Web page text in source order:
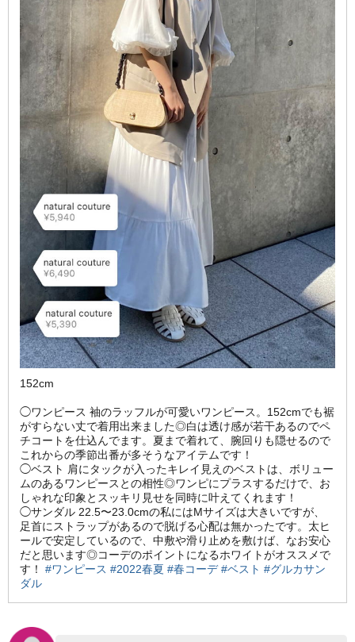
152cm
◯ワンピース 袖のラッフルが可愛いワンピース。152cmでも裾
がすらない丈で着用出来ました◎白は透け感が若干あるのでペ
チコートを仕込んでます。夏まで着れて、腕回りも隠せるので
これからの季節出番が多そうなアイテムです！
◯ベスト 肩にタックが入ったキレイ見えのベストは、ボリュー
ムのあるワンピースとの相性◎ワンピにプラスするだけで、お
しゃれな印象とスッキリ見せを同時に叶えてくれます！
◯サンダル 22.5〜23.0cmの私にはMサイズは大きいですが、
足首にストラップがあるので脱げる心配は無かったです。太ヒ
ールで安定しているので、中敷や滑り止めを敷けば、なお安心
だと思います◎コーデのポイントになるホワイトがオススメで
す！ #ワンピース #2022春夏 #春コーデ #ベスト #グルカサン
ダル